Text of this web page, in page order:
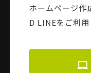
ホームページ作
D LINEをご利用